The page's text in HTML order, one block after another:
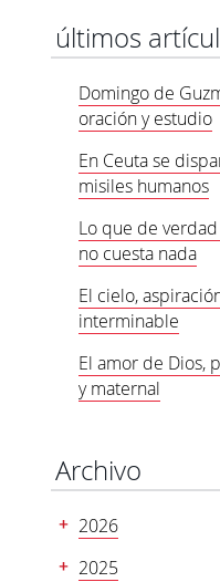
últimos
Domingo de
oración y estudio
En Ceuta se
misiles humanos
Lo que de verdad
no cuesta nada
El cielo,
interminable
El amor de Dios,
y maternal
Archivo
2026
2025